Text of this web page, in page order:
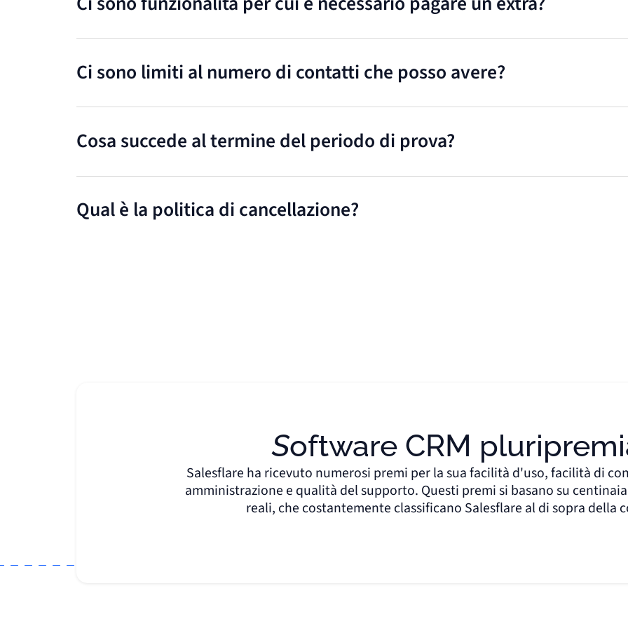
Ci sono limiti al numero di contatti che posso avere?
Cosa succede al termine del periodo di prova?
Qual è la politica di cancellazione?
Software CRM
Salesflare ha ricevuto numerosi premi per la sua facilità d'uso, facilità di
amministrazione e qualità del supporto. Questi premi si basano su
reali, che costantemente classificano Salesflare al di sopra della